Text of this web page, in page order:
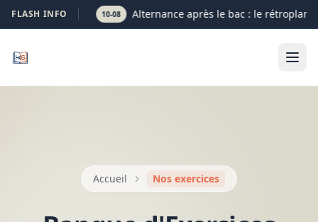
FLASH INFO 10-08 Alternance après le bac : le
Accueil Nos exercices